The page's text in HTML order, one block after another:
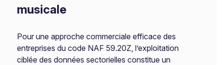
musicale
Pour une approche commerciale efficace des
entreprises du code NAF 59.20Z, l’exploitation
ciblée des données sectorielles constitue un